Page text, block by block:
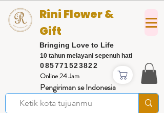
085771523822
Rini Flower &
Gift
Bringing Love to Life
Online 24 Jam
Pengiriman se Indonesia
10 tahun melayani sepenuh hati